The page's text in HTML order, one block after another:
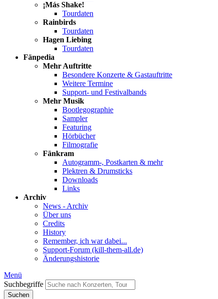
¡Más Shake!
Tourdaten
Rainbirds
Tourdaten
Hagen Liebing
Tourdaten
Fänpedia
Mehr Auftritte
Besondere Konzerte & Gastauftritte
Weitere Termine
Support- und Festivalbands
Mehr Musik
Bootlegographie
Sampler
Featuring
Hörbücher
Filmografie
Fänkram
Autogramm-, Postkarten & mehr
Plektren & Drumsticks
Downloads
Links
Archiv
News - Archiv
Über uns
Credits
History
Remember, ich war dabei...
Support-Forum (kill-them-all.de)
Änderungshistorie
Menü
Suchbegriffe
Suchen